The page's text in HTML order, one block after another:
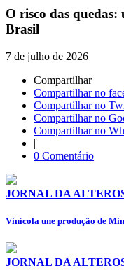
O risco das
Brasil
7 de julho de 2026
Compartilhar
Compartilhar no
Compartilhar no
Compartilhar no
Compartilhar no
|
0 Comentário
JORNAL DA
Vinícola une produção de
JORNAL DA